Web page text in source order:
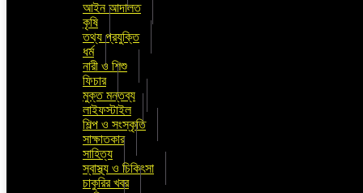
আইন আদালত
কৃষি
তথ্য প্রযুক্তি
ধর্ম
নারী ও শিশু
ফিচার
মুক্ত মন্তব্য
লাইফস্টাইল
শিল্প ও সংস্কৃতি
সাক্ষাতকার
সাহিত্য
স্বাস্থ্য ও চিকিৎসা
চাকুরির খবর